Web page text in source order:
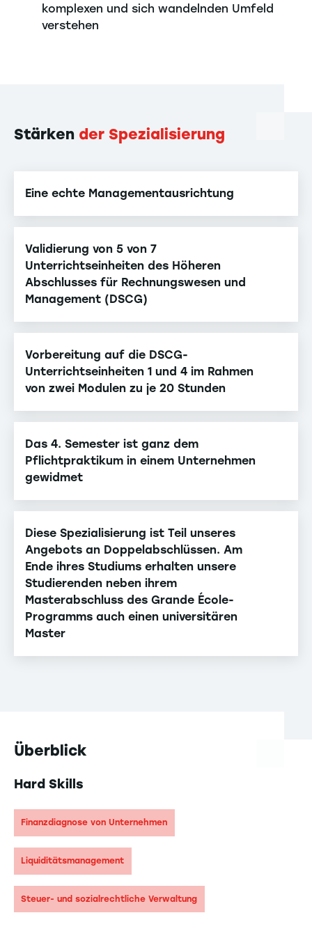
komplexen und sich wandelnden Umfeld
verstehen
Stärken der Spezialisierung
Eine echte Managementausrichtung
Validierung von 5 von 7
Unterrichtseinheiten des Höheren
Abschlusses für Rechnungswesen und
Management (DSCG)
Vorbereitung auf die DSCG-
Unterrichtseinheiten 1 und 4 im Rahmen
von zwei Modulen zu je 20 Stunden
Das 4. Semester ist ganz dem
Pflichtpraktikum in einem Unternehmen
gewidmet
Diese Spezialisierung ist Teil unseres
Angebots an Doppelabschlüssen. Am
Ende ihres Studiums erhalten unsere
Studierenden neben ihrem
Masterabschluss des Grande École-
Programms auch einen universitären
Master
Überblick
Hard Skills
Finanzdiagnose von Unternehmen
Liquiditätsmanagement
Steuer- und sozialrechtliche Verwaltung